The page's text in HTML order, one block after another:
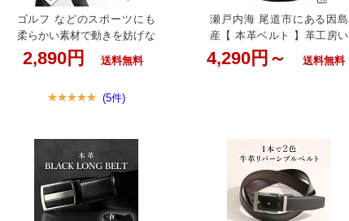
ーツ フォーマル コンフォー
ト ブラック 32mm 50代 60
代 入学式 入学 父の日 実用
的
ゴルフ などのスポーツにも
柔らかい素材で動きを妨げな
い ストレッチベルト 日々の
散歩や 仕事にも◎ 最大約3
ある見た目やわらかベルト
ト 柔らかい 革ベルト ビジネ
ス カジュアル 牛革 白 黒 茶
キャメル ブラウン ブラック
ホワイト ブルー 赤 シンプル
スーツ ジーンズ 小物 運動
2,890円 送料無料
(5件)
瀬戸内海 尾道市にある因島
産【 本革ベルト 】革工房い
んのしま ブランド 職人技術
が光る 国産 高品質 ベルト誕
紳士用 ビジネス カジュアル
男性用 シルバー バックル 黒
ブラック 茶 チョコ ブラウン
ダークブラウン 赤 プレゼン
ト クリスマス 誕生日 MADE
4,290円～ 送料無料